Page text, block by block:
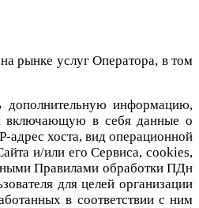
рынке услуг Оператора, в том
дополнительную информацию,
включающую в себя данные о
адрес хоста, вид операционной
и/или его Сервиса, cookies,
Правилами обработки ПДн
для целей организации
в соответствии с ним